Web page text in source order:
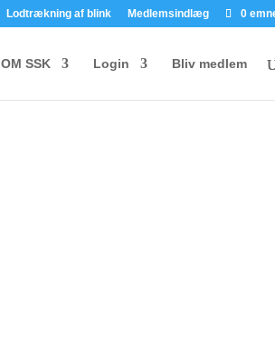
Lodtrækning af blink Medlemsindlæg 0
OM SSK Login Bliv medlem